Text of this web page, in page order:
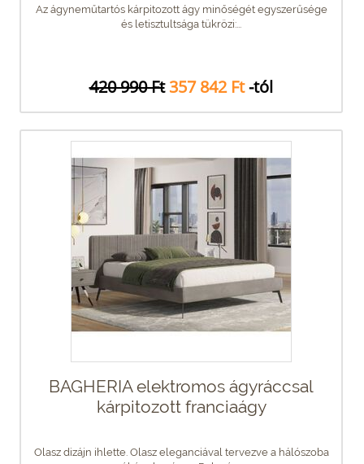
Az ágyneműtartós kárpitozott ágy minőségét egyszerűsége
és letisztultsága tükrözi:...
420 990 Ft 357 842 Ft-tól
BAGHERIA elektromos ágyráccsal
kárpitozott franciaágy
Olasz dizájn ihlette. Olasz eleganciával tervezve a hálószoba